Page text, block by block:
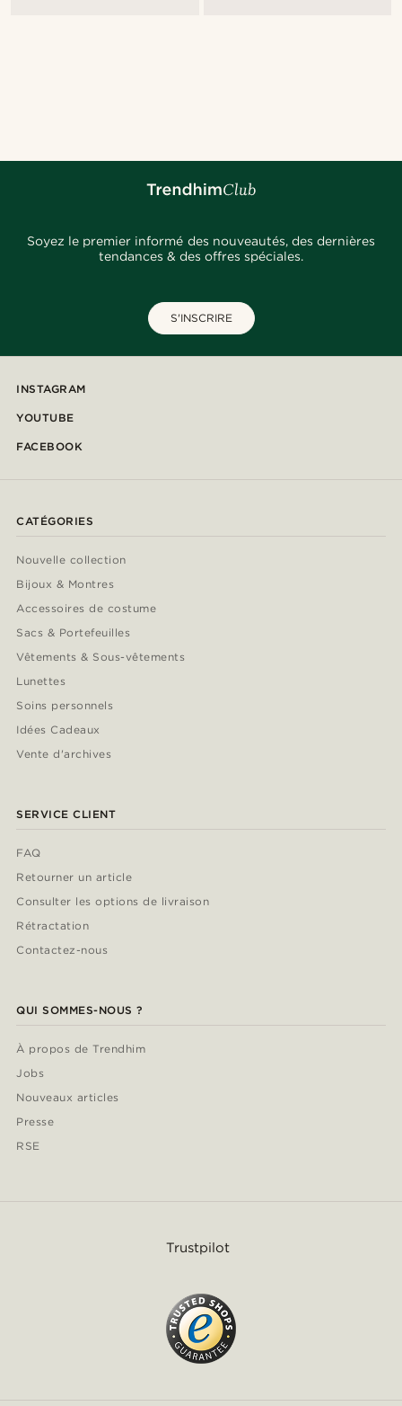
Soyez le premier informé des nouveautés, des dernières
tendances & des offres spéciales.
S'INSCRIRE
INSTAGRAM
YOUTUBE
FACEBOOK
CATÉGORIES
Nouvelle collection
Bijoux & Montres
Accessoires de costume
Sacs & Portefeuilles
Vêtements & Sous-vêtements
Lunettes
Soins personnels
Idées Cadeaux
Vente d'archives
SERVICE CLIENT
FAQ
Retourner un article
Consulter les options de livraison
Rétractation
Contactez-nous
QUI SOMMES-NOUS ?
À propos de Trendhim
Jobs
Nouveaux articles
Presse
RSE
Trustpilot